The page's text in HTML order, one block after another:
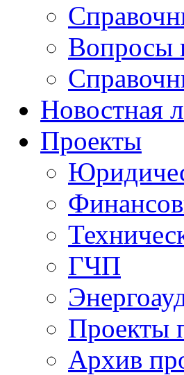
Вопросы
Новостная
Проекты
ГЧП
Проекты
Архив